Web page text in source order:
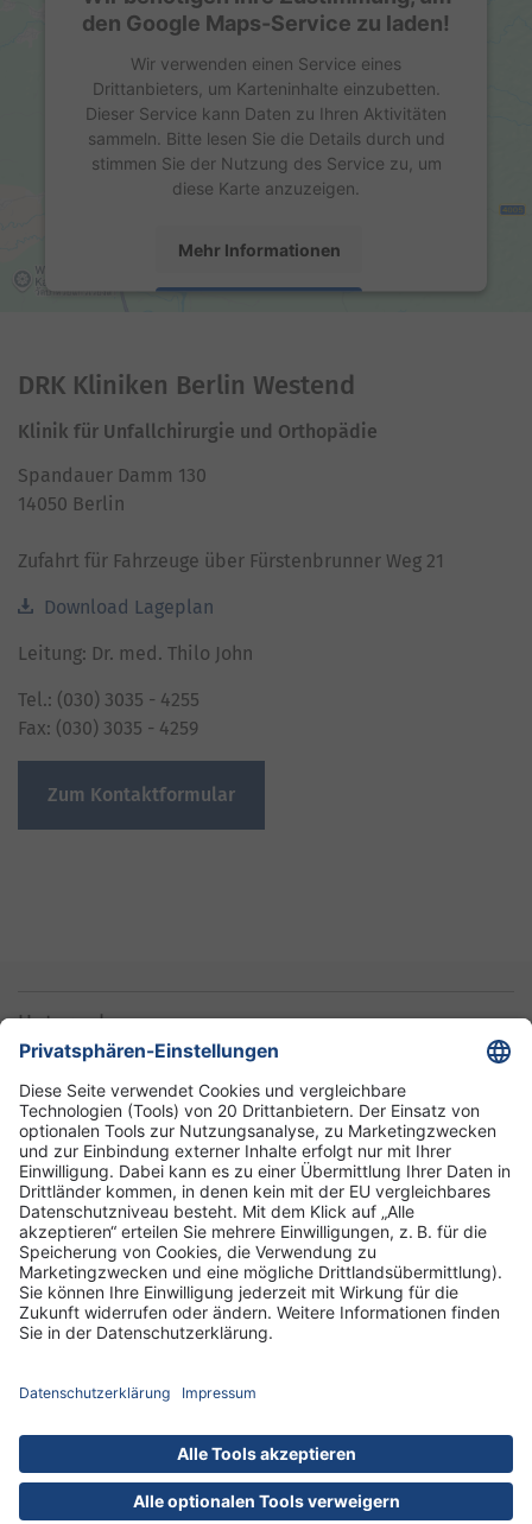
den Google Maps-Service zu laden!
Wir verwenden einen Service eines
Drittanbieters, um Karteninhalte einzubetten.
Dieser Service kann Daten zu Ihren Aktivitäten
sammeln. Bitte lesen Sie die Details durch und
stimmen Sie der Nutzung des Service zu, um
diese Karte anzuzeigen.
Mehr Informationen
Platform
DRK Kliniken Berlin Westend
Klinik für Unfallchirurgie und Orthopädie
Spandauer Damm 130
14050 Berlin
Zufahrt für Fahrzeuge über Fürstenbrunner Weg 21
Download Lageplan
Leitung: Dr. med. Thilo John
Tel.: (030) 3035 - 4255
Fax: (030) 3035 - 4259
Zum Kontaktformular
Unternehmen
Informationen
Standorte
DRK-Schwesternschaft Berlin
Impressum
Hausordnung